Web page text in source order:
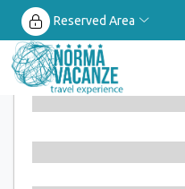
Reserved Area